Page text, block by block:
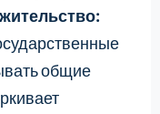
общие